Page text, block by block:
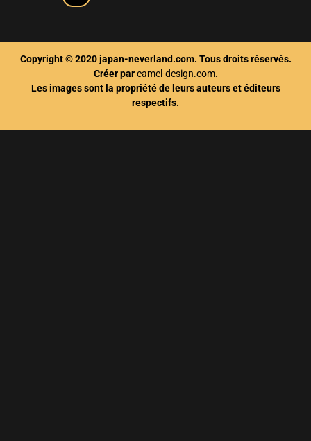
Copyright © 2020 japan-neverland.com. Tous droits réservés.
Créer parcamel-design.com.
Les images sont la propriété de leurs auteurs et éditeurs
respectifs.